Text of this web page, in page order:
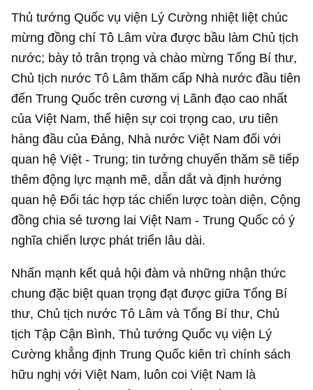
Thủ tướng Quốc vụ viện Lý Cường nhiệt liệt chúc
mừng đồng chí Tô Lâm vừa được bầu làm Chủ tịch
nước; bày tỏ trân trọng và chào mừng Tổng Bí thư,
Chủ tịch nước Tô Lâm thăm cấp Nhà nước đầu tiên
đến Trung Quốc trên cương vị Lãnh đạo cao nhất
của Việt Nam, thể hiện sự coi trọng cao, ưu tiên
hàng đầu của Đảng, Nhà nước Việt Nam đối với
quan hệ Việt - Trung; tin tưởng chuyến thăm sẽ tiếp
thêm động lực mạnh mẽ, dẫn dắt và định hướng
quan hệ Đối tác hợp tác chiến lược toàn diện, Cộng
đồng chia sẻ tương lai Việt Nam - Trung Quốc có ý
nghĩa chiến lược phát triển lâu dài.
Nhấn mạnh kết quả hội đàm và những nhận thức
chung đặc biệt quan trọng đạt được giữa Tổng Bí
thư, Chủ tịch nước Tô Lâm và Tổng Bí thư, Chủ
tịch Tập Cận Bình, Thủ tướng Quốc vụ viện Lý
Cường khẳng định Trung Quốc kiên trì chính sách
hữu nghị với Việt Nam, luôn coi Việt Nam là